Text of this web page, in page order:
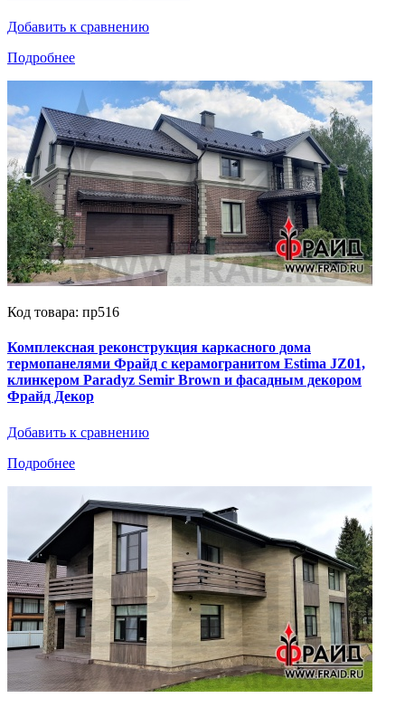
Добавить к сравнению
Подробнее
Код товара: пр516
Комплексная реконструкция каркасного дома
термопанелями Фрайд с керамогранитом Estima JZ01,
клинкером Paradyz Semir Brown и фасадным декором
Фрайд Декор
Добавить к сравнению
Подробнее